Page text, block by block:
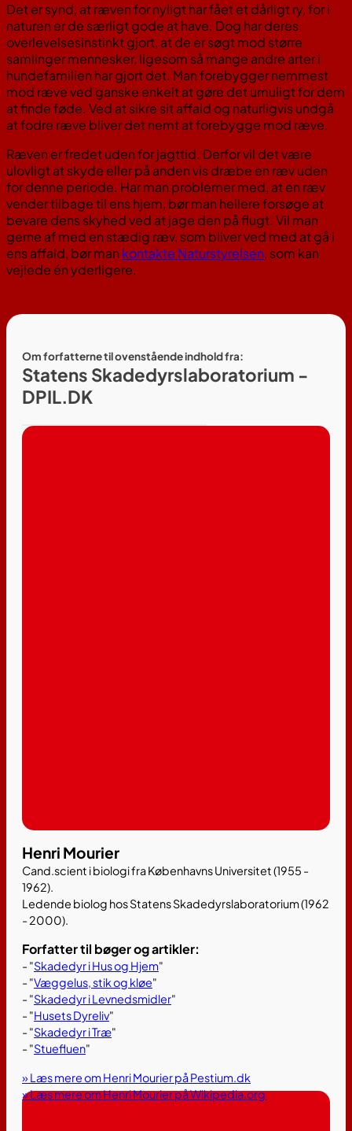
Det er synd, at ræven for nyligt har fået et dårligt ry, for i
naturen er de særligt gode at have. Dog har deres
overlevelsesinstinkt gjort, at de er søgt mod større
samlinger mennesker, ligesom så mange andre arter i
hundefamilien har gjort det. Man forebygger nemmest
mod ræve ved ganske enkelt at gøre det umuligt for dem
at finde føde. Ved at sikre sit affald og naturligvis undgå
at fodre ræve bliver det nemt at forebygge mod ræve.
Ræven er fredet uden for jagttid. Derfor vil det være
ulovligt at skyde eller på anden vis dræbe en ræv uden
for denne periode. Har man problemer med, at en ræv
vender tilbage til ens hjem, bør man hellere forsøge at
bevare dens skyhed ved at jage den på flugt. Vil man
gerne af med en stædig ræv, som bliver ved med at gå i
ens affald, bør man kontakte Naturstyrelsen, som kan
vejlede én yderligere.
Om forfatterne til ovenstående indhold fra:
Statens Skadedyrslaboratorium -
DPIL.DK
Henri Mourier
Cand.scient i biologi fra Københavns Universitet (1955 -
1962).
Ledende biolog hos Statens Skadedyrslaboratorium (1962
- 2000).
Forfatter til bøger og artikler:
- "Skadedyr i Hus og Hjem"
- "Væggelus, stik og kløe"
- "Skadedyr i Levnedsmidler"
- "Husets Dyreliv"
- "Skadedyr i Træ"
- "Stuefluen"
» Læs mere om Henri Mourier på Pestium.dk
» Læs mere om Henri Mourier på Wikipedia.org